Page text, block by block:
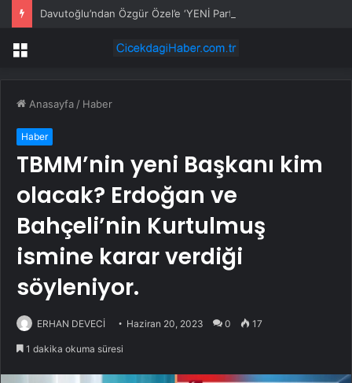
Davutoğlu’ndan Özgür Özel’e ‘YENİ Parti’ tebriği
Menü
Anasayfa / Haber
Haber
TBMM’nin yeni Başkanı kim
olacak? Erdoğan ve
Bahçeli’nin Kurtulmuş
ismine karar verdiği
söyleniyor.
ERHAN DEVECİ Haziran 20, 2023 0 17
1 dakika okuma süresi